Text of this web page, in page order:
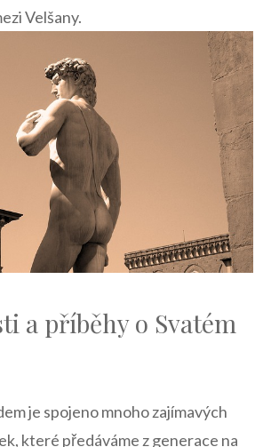
Velšany.
a příběhy⁢ o​ Svatém
‍je spojeno mnoho zajímavých
které ⁢předáváme z generace na